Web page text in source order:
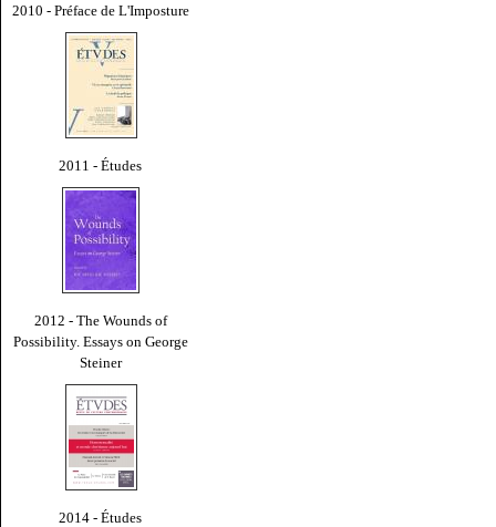
2010 - Préface de L'Imposture
2011 - Études
2012 - The Wounds of
Possibility. Essays on George
Steiner
2014 - Études